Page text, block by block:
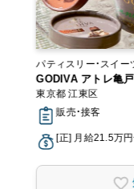
パティスリー・スイー
GODIVA アトレ亀戸
東京都 江東区
販売・接客
[正] 月給21.5万